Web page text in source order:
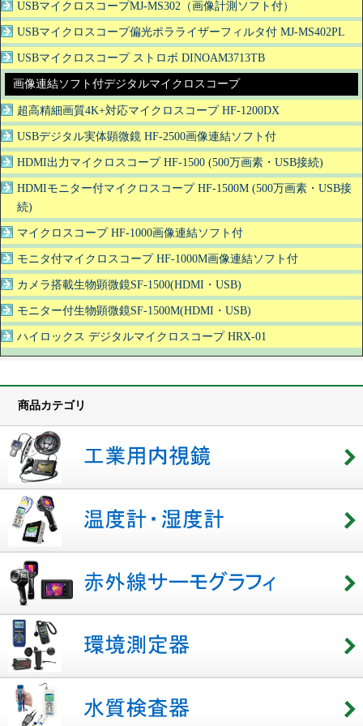
USBマイクロスコープMJ-MS302（画像計測ソフト付）
USBマイクロスコープ偏光ポラライザーフィルタ付 MJ-MS402PL
USBマイクロスコープ ストロボ DINOAM3713TB
画像連結ソフト付デジタルマイクロスコープ
超高精細画質4K+対応マイクロスコープ HF-1200DX
USBデジタル実体顕微鏡 HF-2500画像連結ソフト付
HDMI出力マイクロスコープ HF-1500 (500万画素・USB接続)
HDMIモニター付マイクロスコープ HF-1500M (500万画素・USB接
続)
マイクロスコープ HF-1000画像連結ソフト付
モニタ付マイクロスコープ HF-1000M画像連結ソフト付
カメラ搭載生物顕微鏡SF-1500(HDMI・USB)
モニター付生物顕微鏡SF-1500M(HDMI・USB)
ハイロックス デジタルマイクロスコープ HRX-01
商品カテゴリ